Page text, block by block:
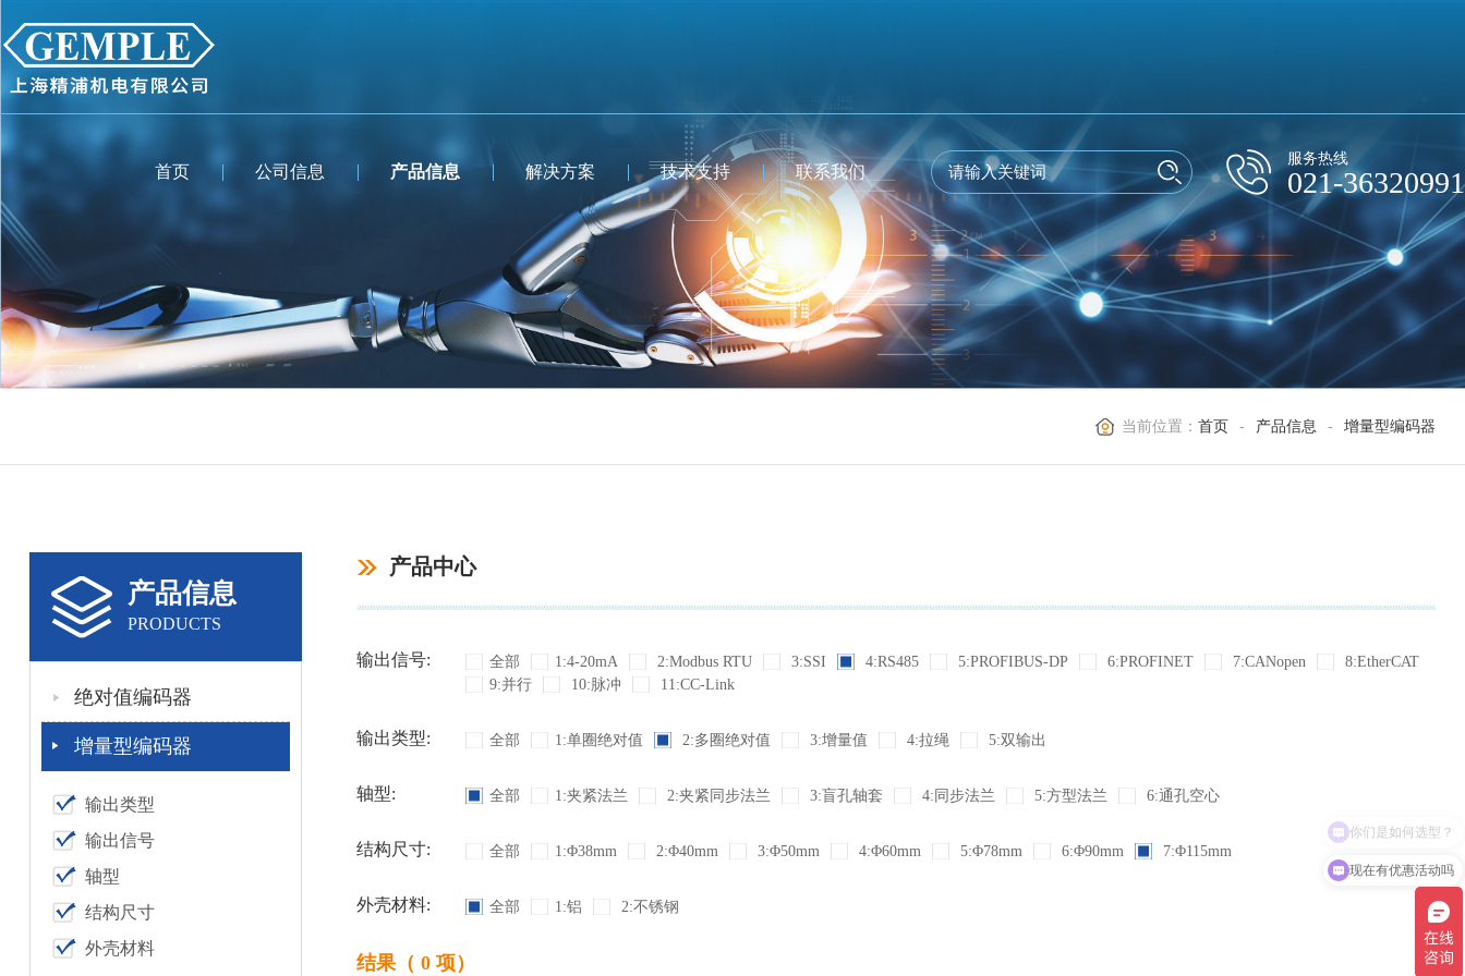
首页 公司信息 产品信息 解决方案 技术支持 联系我们
服务热线
021-36320991
当前位置：首页 - 产品信息 - 增量型编码器
产品信息
PRODUCTS
绝对值编码器
增量型编码器
输出类型
输出信号
轴型
结构尺寸
外壳材料
产品中心
输出信号: 全部 1:4-20mA 2:Modbus RTU 3:SSI 4:RS485 5:PROFIBUS-DP 6:PROFINET 7:CANopen
8:EtherCAT
9:并行
10:脉冲 11:CC-Link
输出类型: 全部 1:单圈绝对值 2:多圈绝对值 3:增量值 4:拉绳 5:双输出
轴型: 全部 1:夹紧法兰 2:夹紧同步法兰 3:盲孔轴套 4:同步法兰 5:方型法兰 6:通孔空心
结构尺寸: 全部 1:Φ38mm 2:Φ40mm 3:Φ50mm 4:Φ60mm 5:Φ78mm 6:Φ90mm 7:Φ115mm
外壳材料: 全部 1:铝 2:不锈钢
结果（ 0 项）
现在有优惠活动吗